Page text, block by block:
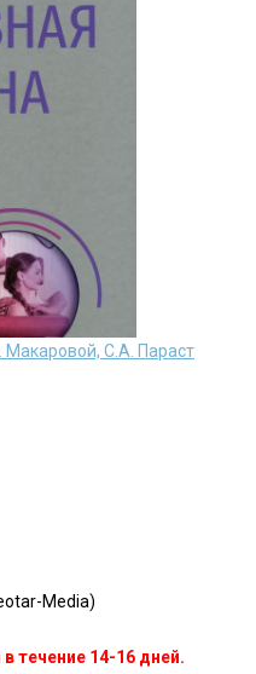
Макаровой, С.А. Параст
Media)
течение 14-16 дней.